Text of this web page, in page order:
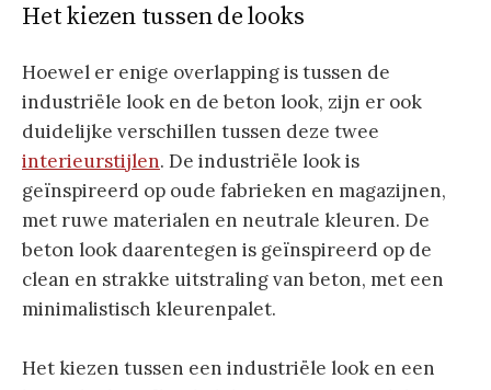
Het kiezen tussen de looks
Hoewel er enige overlapping is tussen de
industriële look en de beton look, zijn er ook
duidelijke verschillen tussen deze twee
interieurstijlen. De industriële look is
geïnspireerd op oude fabrieken en magazijnen,
met ruwe materialen en neutrale kleuren. De
beton look daarentegen is geïnspireerd op de
clean en strakke uitstraling van beton, met een
minimalistisch kleurenpalet.
Het kiezen tussen een industriële look en een